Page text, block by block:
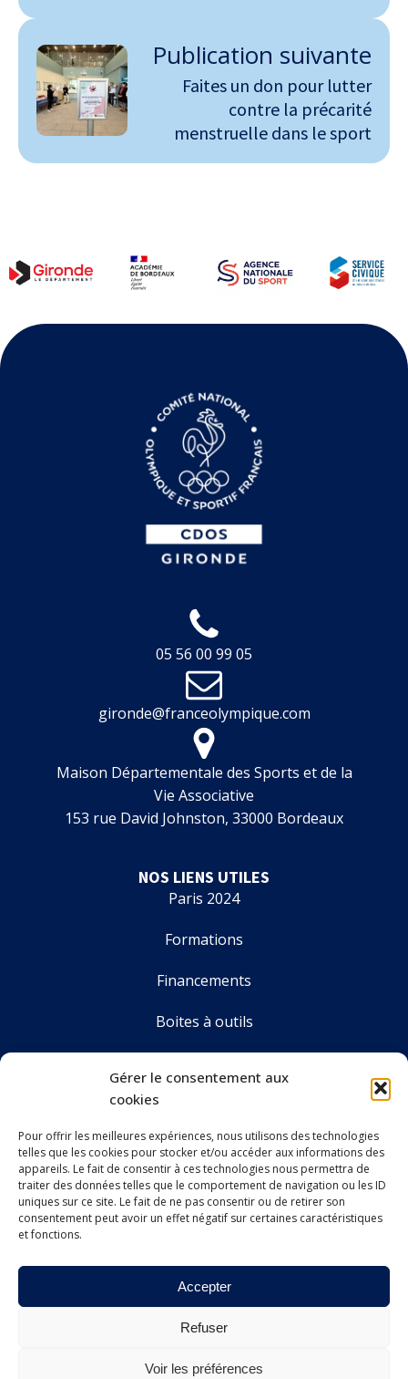
Gérer le consentement aux
cookies
Pour offrir les meilleures expériences, nous utilisons des technologies
telles que les cookies pour stocker et/ou accéder aux informations des
appareils. Le fait de consentir à ces technologies nous permettra de
traiter des données telles que le comportement de navigation ou les ID
uniques sur ce site. Le fait de ne pas consentir ou de retirer son
consentement peut avoir un effet négatif sur certaines caractéristiques
et fonctions.
Accepter
Refuser
Voir les préférences
Publication suivante
Faites un don pour lutter
contre la précarité
menstruelle dans le sport
05 56 00 99 05
gironde@franceolympique.com
Maison Départementale des Sports et de la
Vie Associative
153 rue David Johnston, 33000 Bordeaux
NOS LIENS UTILES
Paris 2024
Formations
Financements
Boites à outils
LE CDOS GIRONDE
Accueil
Le CDOS 33
Nos actualités
Contact